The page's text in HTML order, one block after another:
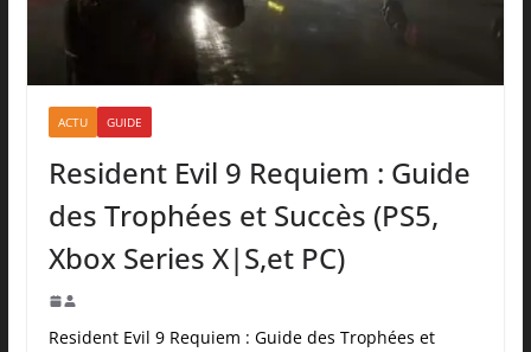
ACTU GUIDE
Resident Evil 9 Requiem : Guide
des Trophées et Succès (PS5,
Xbox Series X|S,et PC)
Resident Evil 9 Requiem : Guide des Trophées et